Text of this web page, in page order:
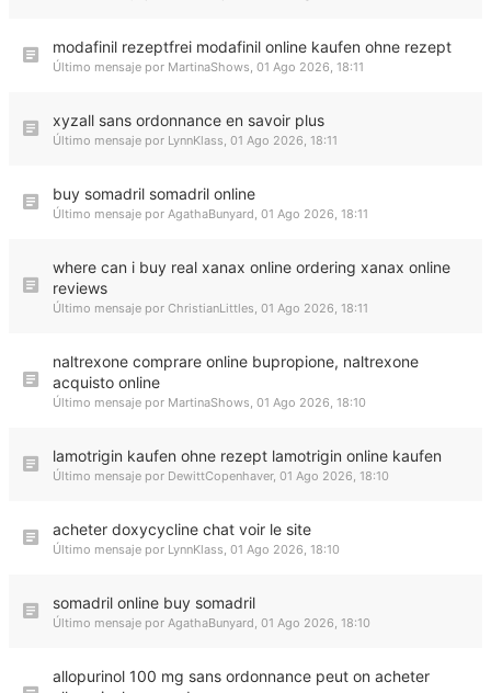
modafinil rezeptfrei modafinil online kaufen ohne rezept
Último mensaje por MartinaShows, 01 Ago 2026, 18:11
xyzall sans ordonnance en savoir plus
Último mensaje por LynnKlass, 01 Ago 2026, 18:11
buy somadril somadril online
Último mensaje por AgathaBunyard, 01 Ago 2026, 18:11
where can i buy real xanax online ordering xanax online
reviews
Último mensaje por ChristianLittles, 01 Ago 2026, 18:11
naltrexone comprare online bupropione, naltrexone
acquisto online
Último mensaje por MartinaShows, 01 Ago 2026, 18:10
lamotrigin kaufen ohne rezept lamotrigin online kaufen
Último mensaje por DewittCopenhaver, 01 Ago 2026, 18:10
acheter doxycycline chat voir le site
Último mensaje por LynnKlass, 01 Ago 2026, 18:10
somadril online buy somadril
Último mensaje por AgathaBunyard, 01 Ago 2026, 18:10
allopurinol 100 mg sans ordonnance peut on acheter